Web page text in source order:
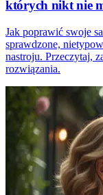
których nikt nie
Jak poprawić swoje
sprawdzone,
nastroju. Przeczytaj,
rozwiązania.